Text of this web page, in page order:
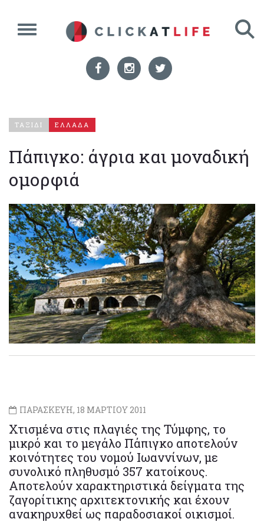
ΤΑΞΙΔΙ ΕΛΛΑΔΑ
Πάπιγκο: άγρια και μοναδική
ομορφιά
ΠΑΡΑΣΚΕΥΗ, 18 ΜΑΡΤΙΟΥ 2011
Χτισμένα στις πλαγιές της Τύμφης, το
μικρό και το μεγάλο Πάπιγκο αποτελούν
κοινότητες του νομού Ιωαννίνων, με
συνολικό πληθυσμό 357 κατοίκους.
Αποτελούν χαρακτηριστικά δείγματα της
ζαγορίτικης αρχιτεκτονικής και έχουν
ανακηρυχθεί ως παραδοσιακοί οικισμοί.